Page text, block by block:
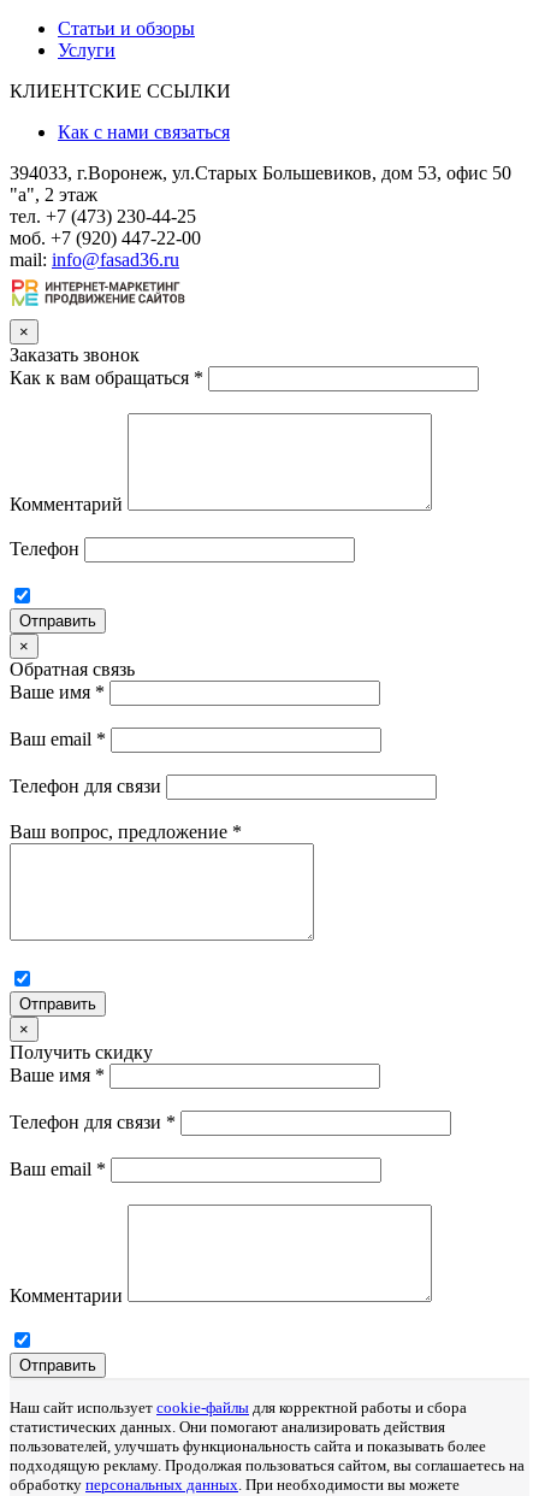
Статьи и обзоры
Услуги
КЛИЕНТСКИЕ ССЫЛКИ
Как с нами связаться
394033, г.Воронеж, ул.Старых Большевиков, дом 53, офис 50
"а", 2 этаж
тел. +7 (473) 230-44-25
моб. +7 (920) 447-22-00
mail: info@fasad36.ru
×
Заказать звонок
Как к вам обращаться *
Комментарий
Телефон
Отправить
×
Обратная связь
Ваше имя *
Ваш email *
Телефон для связи
Ваш вопрос, предложение *
Отправить
×
Получить скидку
Ваше имя *
Телефон для связи *
Ваш email *
Комментарии
Отправить
Наш сайт использует cookie-файлы для корректной работы и сбора
статистических данных. Они помогают анализировать действия
пользователей, улучшать функциональность сайта и показывать более
подходящую рекламу. Продолжая пользоваться сайтом, вы соглашаетесь на
обработку персональных данных . При необходимости вы можете